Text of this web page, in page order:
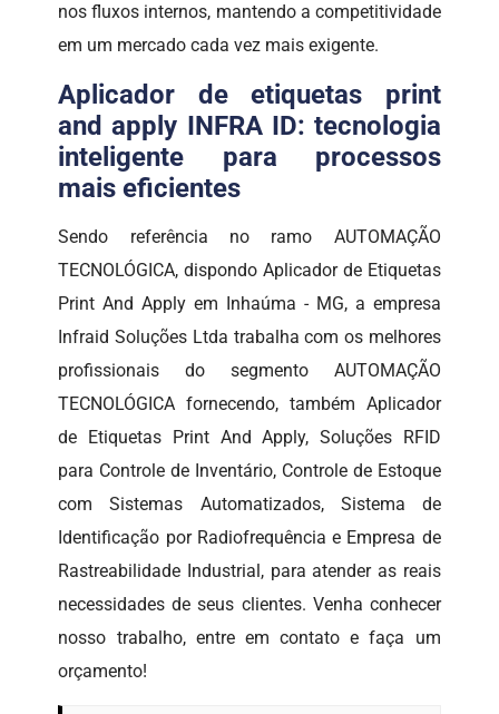
nos fluxos internos, mantendo a competitividade
em um mercado cada vez mais exigente.
Aplicador de etiquetas print
and apply INFRA ID: tecnologia
inteligente para processos
mais eficientes
Sendo referência no ramo AUTOMAÇÃO
TECNOLÓGICA, dispondo Aplicador de Etiquetas
Print And Apply em Inhaúma - MG, a empresa
Infraid Soluções Ltda trabalha com os melhores
profissionais do segmento AUTOMAÇÃO
TECNOLÓGICA fornecendo, também Aplicador
de Etiquetas Print And Apply, Soluções RFID
para Controle de Inventário, Controle de Estoque
com Sistemas Automatizados, Sistema de
Identificação por Radiofrequência e Empresa de
Rastreabilidade Industrial, para atender as reais
necessidades de seus clientes. Venha conhecer
nosso trabalho, entre em contato e faça um
orçamento!